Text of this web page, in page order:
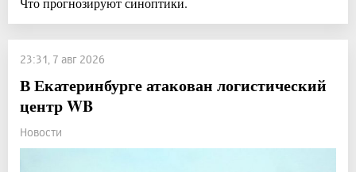
23:31, 7 авг 2026
В Екатеринбурге атакован логистический
центр WB
Новости